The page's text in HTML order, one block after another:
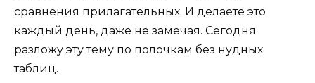
сравнения прилагательных. И делаете это
каждый день, даже не замечая. Сегодня
разложу эту тему по полочкам без нудных
таблиц.